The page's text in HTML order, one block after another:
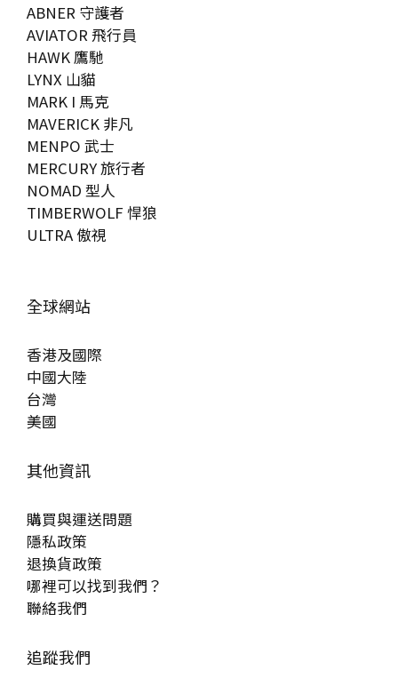
ABNER 守護者
AVIATOR 飛行員
HAWK 鷹馳
LYNX 山貓
MARK I 馬克
MAVERICK 非凡
MENPO 武士
MERCURY 旅行者
NOMAD 型人
TIMBERWOLF 悍狼
ULTRA 傲視
全球網站
香港及國際
中國大陸
台灣
美國
其他資訊
購買與運送問題
隱私政策
退換貨政策
哪裡可以找到我們？
聯絡我們
追蹤我們